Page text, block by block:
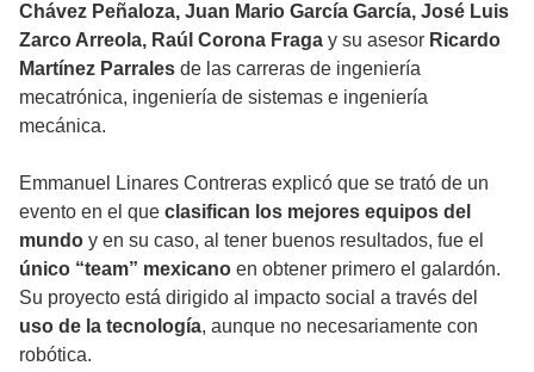
Chávez Peñaloza, Juan Mario García García, José Luis
Zarco Arreola, Raúl Corona Fraga y su asesor Ricardo
Martínez Parrales de las carreras de ingeniería
mecatrónica, ingeniería de sistemas e ingeniería
mecánica.
Emmanuel Linares Contreras explicó que se trató de un
evento en el que clasifican los mejores equipos del
mundo y en su caso, al tener buenos resultados, fue el
único “team” mexicano en obtener primero el galardón.
Su proyecto está dirigido al impacto social a través del
uso de la tecnología, aunque no necesariamente con
robótica.